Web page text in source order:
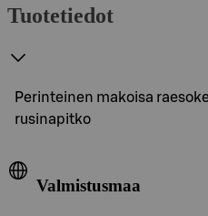
Tuotetiedot
Perinteinen makoisa
rusinapitko
Valmistusmaa